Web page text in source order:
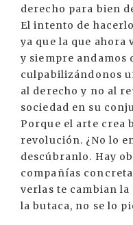
derecho para bien
El intento de
ya que la que ahora
y siempre andamos
culpabilizándonos
al derecho y no al
sociedad en su
Porque el arte crea
revolución. ¿No lo
descúbranlo. Hay
compañías
verlas te cambian la
la butaca, no se lo